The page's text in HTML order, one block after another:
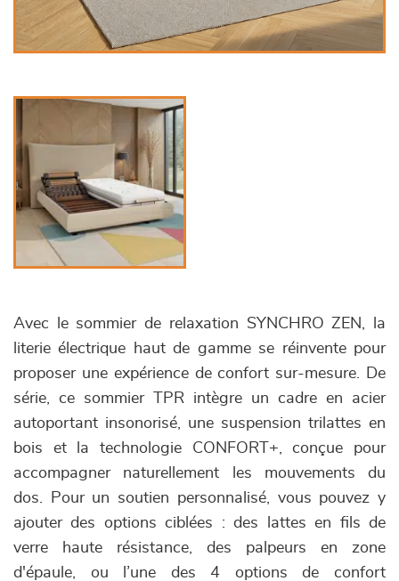
Avec le sommier de relaxation SYNCHRO ZEN, la
literie électrique haut de gamme se réinvente pour
proposer une expérience de confort sur-mesure. De
série, ce sommier TPR intègre un cadre en acier
autoportant insonorisé, une suspension trilattes en
bois et la technologie CONFORT+, conçue pour
accompagner naturellement les mouvements du
dos. Pour un soutien personnalisé, vous pouvez y
ajouter des options ciblées : des lattes en fils de
verre haute résistance, des palpeurs en zone
d'épaule, ou l’une des 4 options de confort